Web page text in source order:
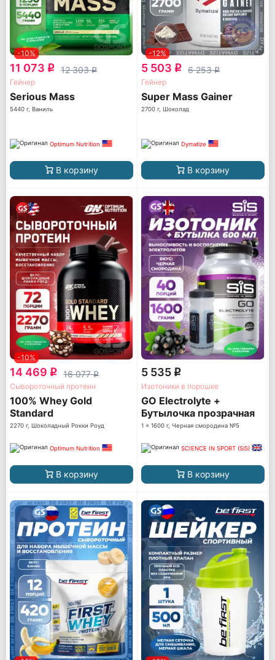
-10%
11 073 q 12 303q
Гейнер
Serious Mass
5440 г, Ваниль
Optimum Nutrition
В корзину
-12%
5 503 q 6 253q
Гейнер
Super Mass Gainer
2700 г, Шоколад
Dymatize
В корзину
-10%
14 469 q 16 077q
Сывороточный протеин
100% Whey Gold
Standard
2270 г, Шоколадный Рокки Роуд
Optimum Nutrition
В корзину
5 535 q
Изотоники в порошке
GO Electrolyte +
Бутылочка прозрачная
1 x 1600 г, Черная смородина №5
SCIENCE IN SPORT (SiS)
В корзину